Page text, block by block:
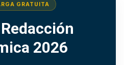
GRATUITA
2026